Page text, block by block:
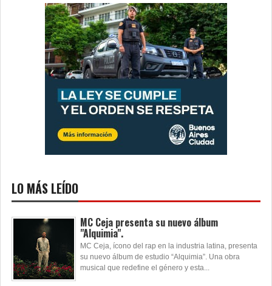
LO MÁS LEÍDO
MC Ceja presenta su nuevo álbum
"Alquimia".
MC Ceja, ícono del rap en la industria latina, presenta
su nuevo álbum de estudio “Alquimia”. Una obra
musical que redefine el género y esta...